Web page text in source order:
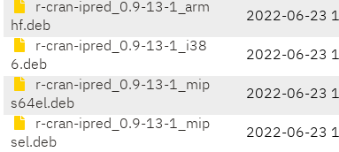
r-cran-ipred_0.9-13-1_arm
hf.deb
2022-06-23
r-cran-ipred_0.9-13-1_i38
6.deb
2022-06-23
r-cran-ipred_0.9-13-1_mip
s64el.deb
2022-06-23
r-cran-ipred_0.9-13-1_mip
sel.deb
2022-06-23